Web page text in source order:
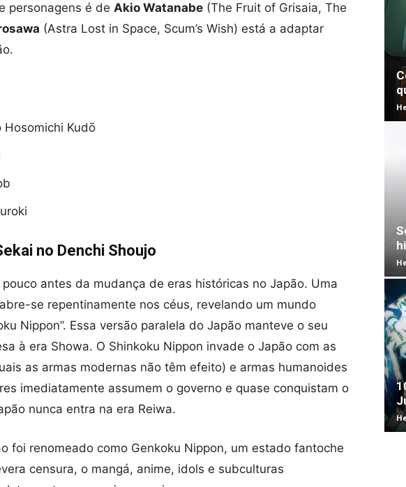
personagens é de Akio Watanabe (The Fruit of Grisaia, The
(Astra Lost in Space, Scum’s Wish) está a adaptar
Hosomichi Kudō
no Denchi Shoujo
antes da mudança de eras históricas no Japão. Uma
se repentinamente nos céus, revelando um mundo
Nippon”. Essa versão paralela do Japão manteve o seu
à era Showa. O Shinkoku Nippon invade o Japão com as
as armas modernas não têm efeito) e armas humanoides
imediatamente assumem o governo e quase conquistam o
nunca entra na era Reiwa.
foi renomeado como Genkoku Nippon, um estado fantoche
censura, o mangá, anime, idols e subculturas